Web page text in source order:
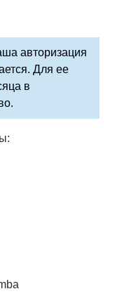
авторизация
Для ее
в